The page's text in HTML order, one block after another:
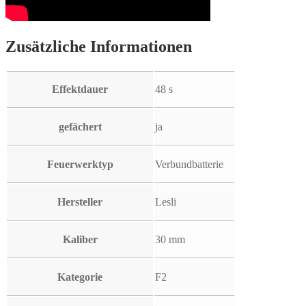
Zusätzliche Informationen
Effektdauer 48 s
gefächert ja
Feuerwerktyp Verbundbatterie
Hersteller Lesli
Kaliber 30 mm
Kategorie F2